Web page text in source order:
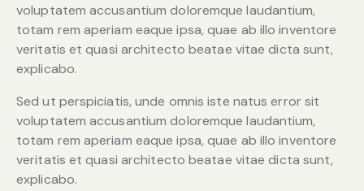
voluptatem accusantium doloremque laudantium,
totam rem aperiam eaque ipsa, quae ab illo inventore
veritatis et quasi architecto beatae vitae dicta sunt,
explicabo.
Sed ut perspiciatis, unde omnis iste natus error sit
voluptatem accusantium doloremque laudantium,
totam rem aperiam eaque ipsa, quae ab illo inventore
veritatis et quasi architecto beatae vitae dicta sunt,
explicabo.